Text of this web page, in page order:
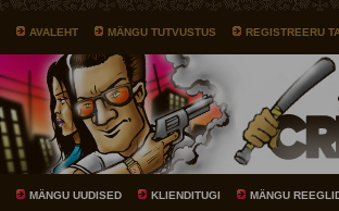
AVALEHT MÄNGU TUTVUSTUS REGISTREERU
MÄNGU UUDISED KLIENDITUGI MÄNGU